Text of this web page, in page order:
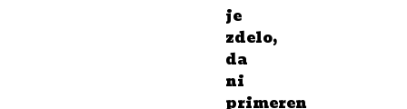
je
zdelo,
da
ni
primeren